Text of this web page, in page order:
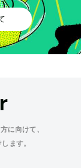
に向けて、
ます。